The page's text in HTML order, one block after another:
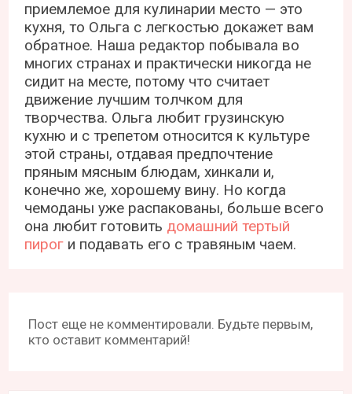
приемлемое для кулинарии место — это
кухня, то Ольга с легкостью докажет вам
обратное. Наша редактор побывала во
многих странах и практически никогда не
сидит на месте, потому что считает
движение лучшим толчком для
творчества. Ольга любит грузинскую
кухню и с трепетом относится к культуре
этой страны, отдавая предпочтение
пряным мясным блюдам, хинкали и,
конечно же, хорошему вину. Но когда
чемоданы уже распакованы, больше всего
она любит готовить домашний тертый
пирог и подавать его с травяным чаем.
Пост еще не комментировали. Будьте первым,
кто оставит комментарий!